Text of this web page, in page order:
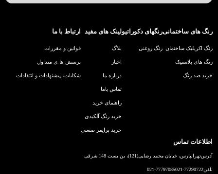
رنگ های ساختمانی
رنگ اکریلیک ساختمان
رنگ های پلاستیک
خرید ضد زنگ
رنگهای دکوراتیو
رنگ روغنی
لینک های مفید
بلاگ
اخبار
درباره ما
تماس باما
راهنمای خرید
خرید رنگ آلکیدی
خرید پرایمر صنعتی
ارتباط با ما
قوانین و مقررات
پرسش ها ی متداول
شکایات، پیشنهادات و انتقادات
اطلاعات تماس
آدرستهرانپارس، خیابان محمد رضایی(121)، بن بست 148 شرقی
تلفن021-77290722
021-77797085